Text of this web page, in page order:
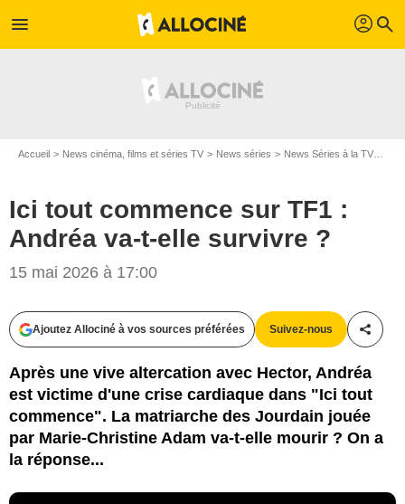
menu profil search
Accueil News cinéma, films et séries TV News séries News Séries à la TV
Ici tout commence sur TF1 :
Andréa va-t-elle survivre ?
15 mai 2026 à 17:00
Ajoutez Allociné à vos sources préférées Suivez-nous
Après une vive altercation avec Hector, Andréa
est victime d'une crise cardiaque dans "Ici tout
commence". La matriarche des Jourdain jouée
par Marie-Christine Adam va-t-elle mourir ? On a
la réponse...